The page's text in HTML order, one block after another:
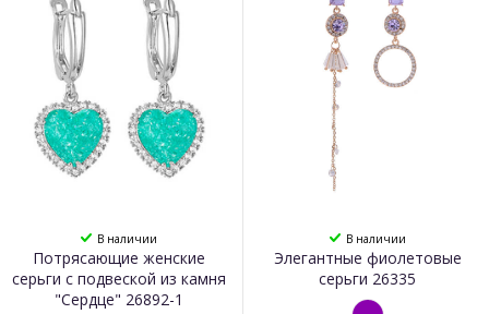
В наличии
Потрясающие женские
серьги с подвеской из камня
"Сердце" 26892-1
В наличии
Элегантные фиолетовые
серьги 26335